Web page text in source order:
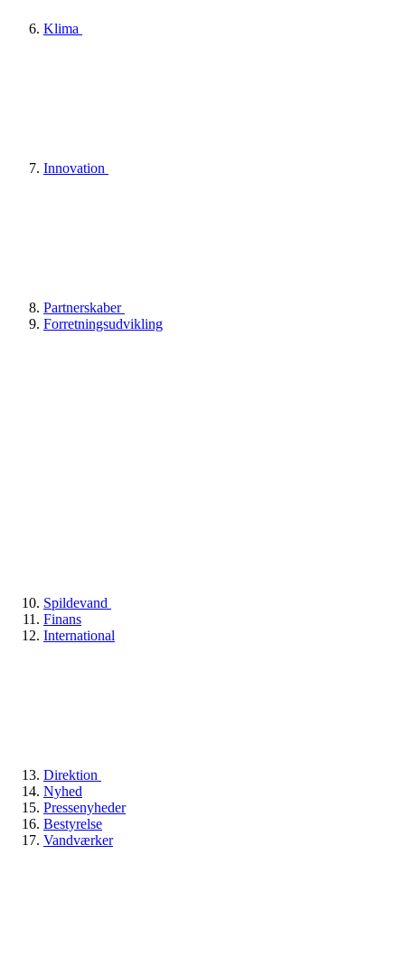
Klima
Innovation
Partnerskaber
Forretningsudvikling
Spildevand
Finans
International
Direktion
Nyhed
Pressenyheder
Bestyrelse
Vandværker